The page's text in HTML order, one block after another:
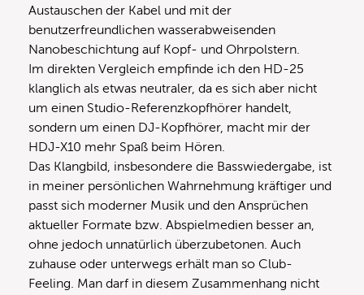
Austauschen der Kabel und mit der
benutzerfreundlichen wasserabweisenden
Nanobeschichtung auf Kopf- und Ohrpolstern.
Im direkten Vergleich empfinde ich den HD-25
klanglich als etwas neutraler, da es sich aber nicht
um einen Studio-Referenzkopfhörer handelt,
sondern um einen DJ-Kopfhörer, macht mir der
HDJ-X10 mehr Spaß beim Hören.
Das Klangbild, insbesondere die Basswiedergabe, ist
in meiner persönlichen Wahrnehmung kräftiger und
passt sich moderner Musik und den Ansprüchen
aktueller Formate bzw. Abspielmedien besser an,
ohne jedoch unnatürlich überzubetonen. Auch
zuhause oder unterwegs erhält man so Club-
Feeling. Man darf in diesem Zusammenhang nicht